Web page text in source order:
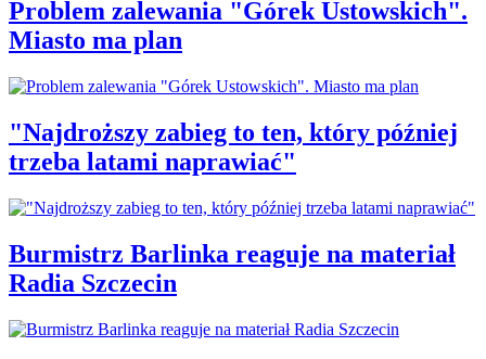
Problem zalewania "Górek Ustowskich".
Miasto ma plan
"Najdroższy zabieg to ten, który później
trzeba latami naprawiać"
Burmistrz Barlinka reaguje na materiał
Radia Szczecin